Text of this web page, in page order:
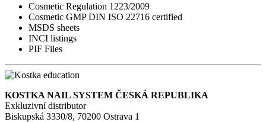
Cosmetic Regulation 1223/2009
Cosmetic GMP DIN ISO 22716 certified
MSDS sheets
INCI listings
PIF Files
KOSTKA NAIL SYSTEM ČESKÁ REPUBLIKA
Exkluzivní distributor
Biskupská 3330/8, 70200 Ostrava 1